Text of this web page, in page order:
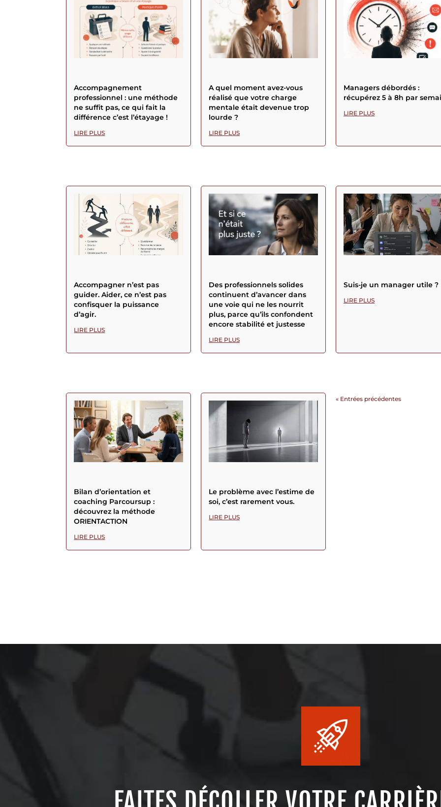
Accompagnement
professionnel : une méthode
ne suffit pas, ce qui fait la
différence c’est l’étayage !
LIRE PLUS
A quel moment avez-vous
réalisé que votre charge
mentale était devenue trop
lourde ?
LIRE PLUS
Managers débordés :
récupérez 5 à 8h par
LIRE PLUS
Accompagner n’est pas
guider. Aider, ce n’est pas
confisquer la puissance
d’agir.
LIRE PLUS
Des professionnels solides
continuent d’avancer dans
une voie qui ne les nourrit
plus, parce qu’ils confondent
encore stabilité et justesse
LIRE PLUS
Suis-je un manager utile ?
LIRE PLUS
Bilan d’orientation et
coaching Parcoursup :
découvrez la méthode
ORIENTACTION
LIRE PLUS
Le problème avec l’estime de
soi, c’est rarement vous.
LIRE PLUS
« Entrées précédentes